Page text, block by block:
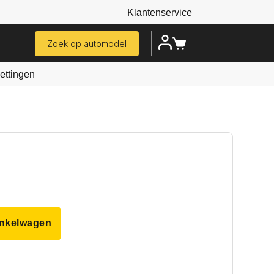
Klantenservice
Zoek op automodel